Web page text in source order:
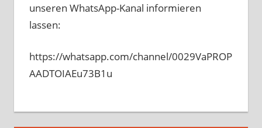
unseren WhatsApp-Kanal informieren
lassen:
https://whatsapp.com/channel/0029VaPROP
AADTOIAEu73B1u